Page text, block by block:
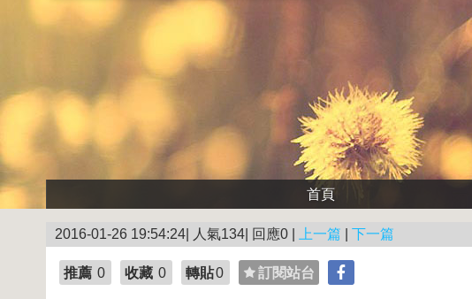
首頁
2016-01-26 19:54:24| 人氣134| 回應0 | 上一篇 下一篇
推薦 0 收藏 0 轉貼0 訂閱站台